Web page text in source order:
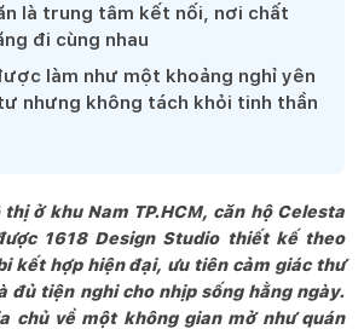
là trung tâm kết nối, nơi chất
đi cùng nhau
làm như một khoảng nghỉ yên
nhưng không tách khỏi tinh thần
ở khu Nam TP.HCM, căn hộ Celesta
1618 Design Studio thiết kế theo
kết hợp hiện đại, ưu tiên cảm giác thư
đủ tiện nghi cho nhịp sống hằng ngày.
chủ về một không gian mở như quán